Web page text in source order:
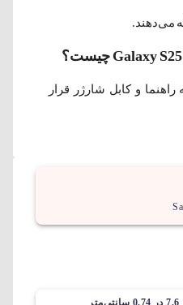
می‌دهند.
و کابل شارژر قرار